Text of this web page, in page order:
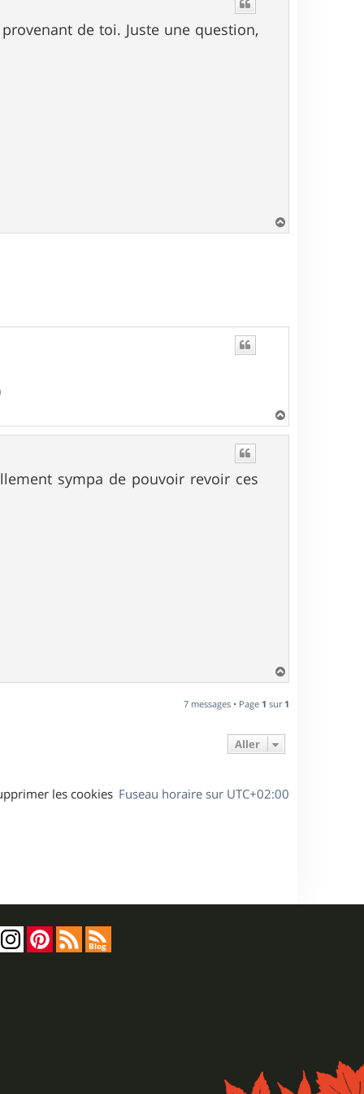
de toi. Juste une question,
a
a
sympa de pouvoir revoir ces
a
t
7 messages • Page 1 sur 1
Aller
Fuseau horaire sur UTC+02:00
les cookies